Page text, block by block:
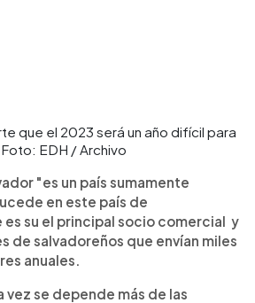
que el 2023 será un año difícil para
EDH / Archivo
"es un país sumamente
en este país de
su el principal socio comercial y
de salvadoreños que envían miles
anuales.
vez se depende más de las